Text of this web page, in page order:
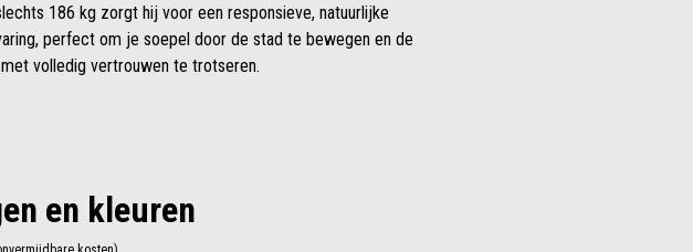
186 kg zorgt hij voor een responsieve, natuurlijke
perfect om je soepel door de stad te bewegen en de
volledig vertrouwen te trotseren.
en kleuren